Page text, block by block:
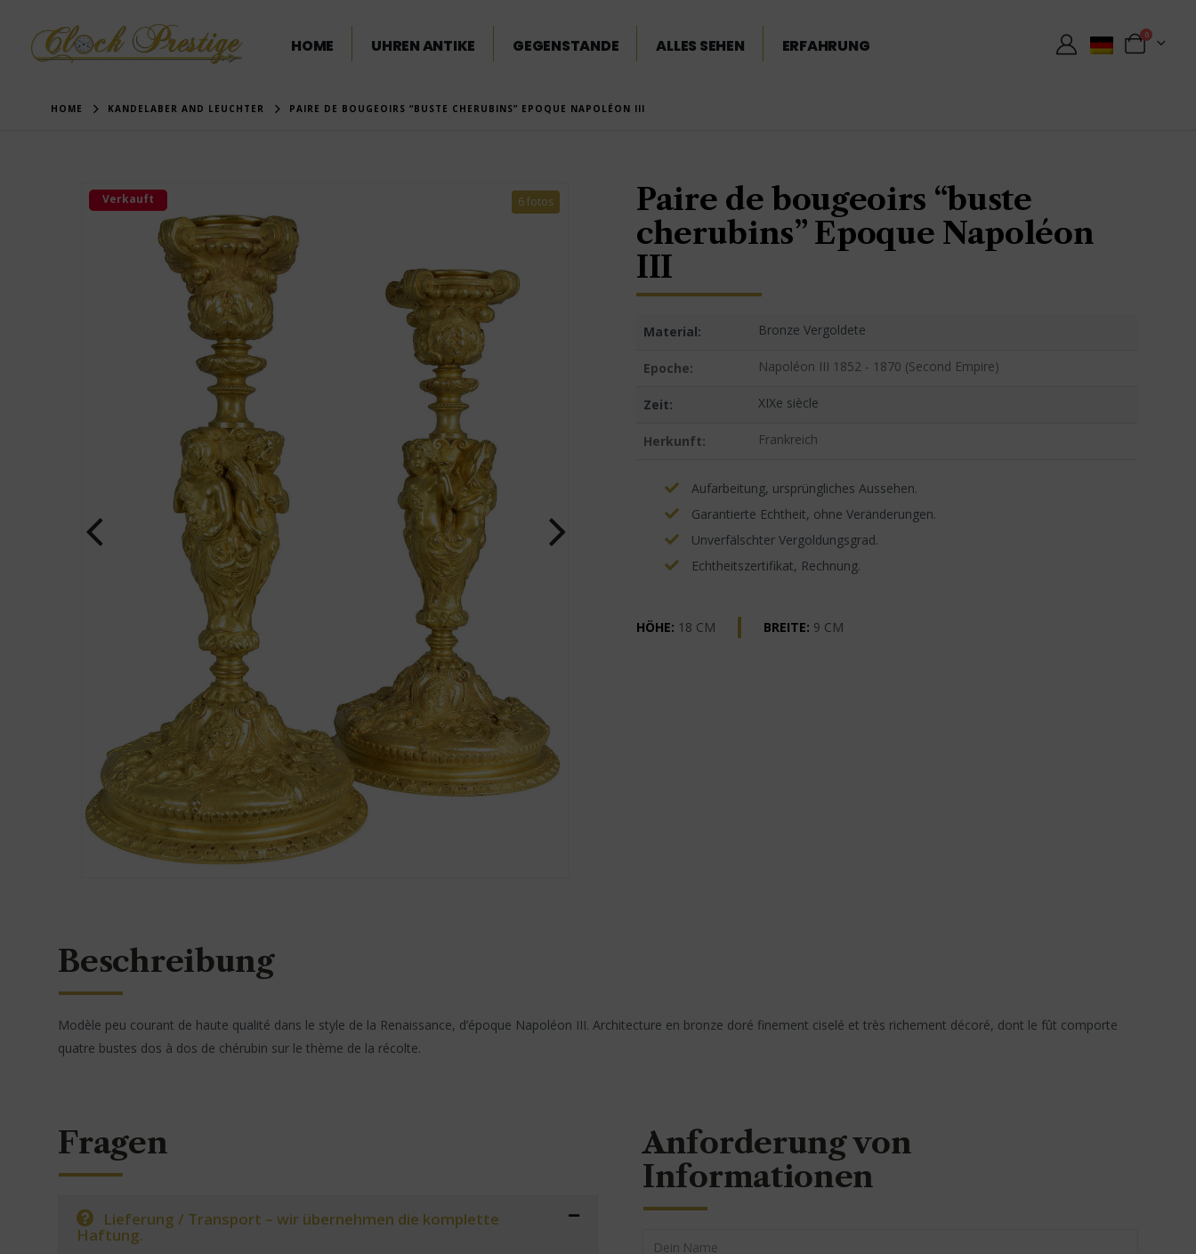
HOME UHREN ANTIKE GEGENSTANDE ALLES SEHEN ERFAHRUNG
0
HOME KANDELABER AND LEUCHTER PAIRE DE BOUGEOIRS “BUSTE CHERUBINS” EPOQUE NAPOLÉON III
6 fotos
Verkauft
Paire de bougeoirs “buste
cherubins” Epoque Napoléon
III
Material: Bronze Vergoldete
Epoche: Napoléon III 1852 - 1870 (Second Empire)
Zeit: XIXe siècle
Herkunft: Frankreich
Aufarbeitung, ursprüngliches Aussehen.
Garantierte Echtheit, ohne Veränderungen.
Unverfälschter Vergoldungsgrad.
Echtheitszertifikat, Rechnung.
HÖHE: 18 CM BREITE: 9 CM
Beschreibung
Modèle peu courant de haute qualité dans le style de la Renaissance, d’époque Napoléon III. Architecture en bronze doré finement ciselé et très richement décoré, dont le fût comporte
quatre bustes dos à dos de chérubin sur le thème de la récolte.
Fragen
Lieferung / Transport – wir übernehmen die komplette
Haftung.
Anforderung von
Informationen